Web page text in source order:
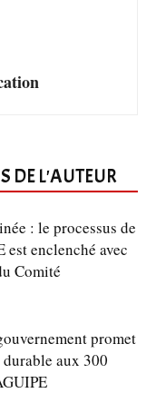
DE L'AUTEUR
: le processus de
est enclenché avec
Comité
promet
aux 300